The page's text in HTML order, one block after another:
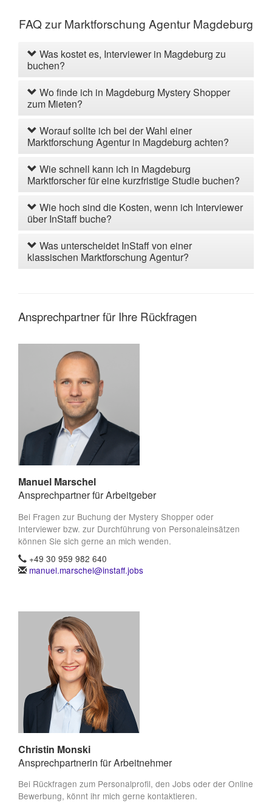
FAQ zur Marktforschung Agentur Magdeburg
Was kostet es, Interviewer in Magdeburg zu
buchen?
Wo finde ich in Magdeburg Mystery Shopper
zum Mieten?
Worauf sollte ich bei der Wahl einer
Marktforschung Agentur in Magdeburg achten?
Wie schnell kann ich in Magdeburg
Marktforscher für eine kurzfristige Studie buchen?
Wie hoch sind die Kosten, wenn ich Interviewer
über InStaff buche?
Was unterscheidet InStaff von einer
klassischen Marktforschung Agentur?
Ansprechpartner für Ihre Rückfragen
Manuel Marschel
Ansprechpartner für Arbeitgeber
Bei Fragen zur Buchung der Mystery Shopper oder
Interviewer bzw. zur Durchführung von Personaleinsätzen
können Sie sich gerne an mich wenden.
+49 30 959 982 640
manuel.marschel@instaff.jobs
Christin Monski
Ansprechpartnerin für Arbeitnehmer
Bei Rückfragen zum Personalprofil, den Jobs oder der Online
Bewerbung, könnt ihr mich gerne kontaktieren.